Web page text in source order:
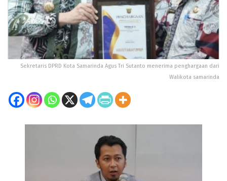
Sekretaris DPRD Kota Samarinda Agus Tri Sutanto menerima penghargaan dari
Walikota samarinda